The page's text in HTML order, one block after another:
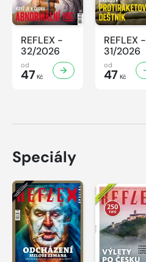
REFLEX -
32/2026
od
47 Kč
REFLEX -
31/2026
od
47 Kč
Speciály